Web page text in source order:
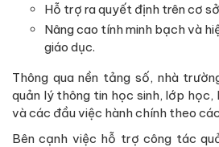
Hỗ trợ ra quyết định trên cơ
Nâng cao tính minh bạch và
giáo dục.
Thông qua nền tảng số, nhà
quản lý thông tin học sinh, lớp học,
và các đầu việc hành chính theo
Bên cạnh việc hỗ trợ công tác